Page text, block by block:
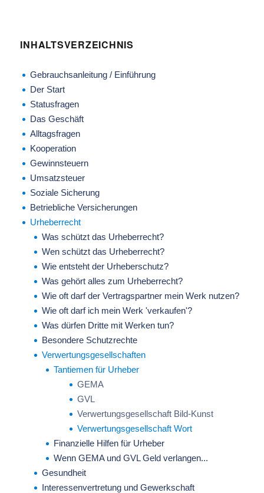
INHALTSVERZEICHNIS
Gebrauchsanleitung / Einführung
Der Start
Statusfragen
Das Geschäft
Alltagsfragen
Kooperation
Gewinnsteuern
Umsatzsteuer
Soziale Sicherung
Betriebliche Versicherungen
Urheberrecht
Was schützt das Urheberrecht?
Wen schützt das Urheberrecht?
Wie entsteht der Urheberschutz?
Was gehört alles zum Urheberrecht?
Wie oft darf der Vertragspartner mein Werk nutzen?
Wie oft darf ich mein Werk 'verkaufen'?
Was dürfen Dritte mit Werken tun?
Besondere Schutzrechte
Verwertungsgesellschaften
Tantiemen für Urheber
GEMA
GVL
Verwertungsgesellschaft Bild-Kunst
Verwertungsgesellschaft Wort
Finanzielle Hilfen für Urheber
Wenn GEMA und GVL Geld verlangen...
Gesundheit
Interessenvertretung und Gewerkschaft